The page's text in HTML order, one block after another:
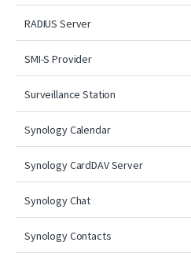
RADIUS Server
SMI-S Provider
Surveillance Station
Synology Calendar
Synology CardDAV Server
Synology Chat
Synology Contacts